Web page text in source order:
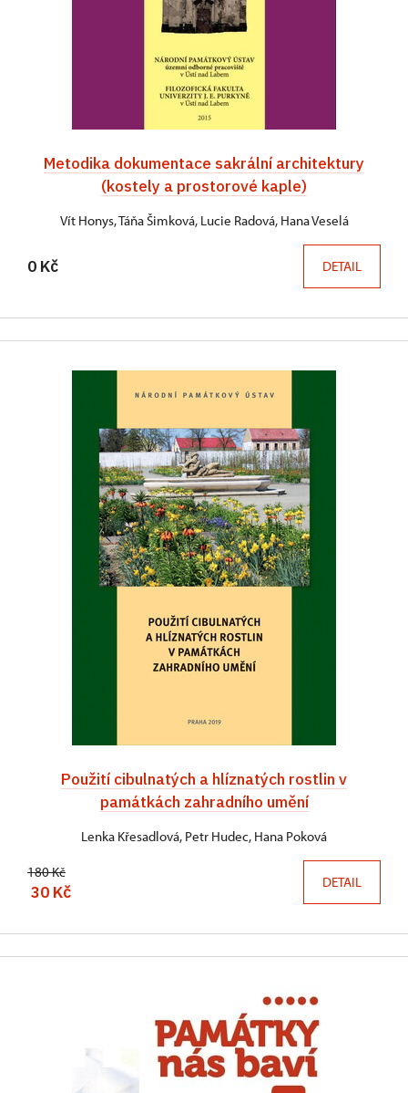
Metodika dokumentace sakrální architektury
(kostely a prostorové kaple)
Vít Honys, Táňa Šimková, Lucie Radová, Hana Veselá
0 Kč DETAIL
Použití cibulnatých a hlíznatých rostlin v
památkách zahradního umění
Lenka Křesadlová, Petr Hudec, Hana Poková
180 Kč
30 Kč DETAIL